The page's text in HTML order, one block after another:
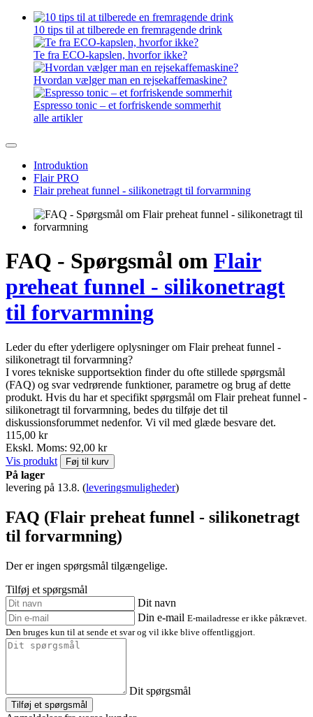
10 tips til at tilberede en fremragende drink
Te fra ECO-kapslen, hvorfor ikke?
Hvordan vælger man en rejsekaffemaskine?
Espresso tonic – et forfriskende sommerhit
alle artikler
Introduktion
Flair PRO
Flair preheat funnel - silikonetragt til forvarmning
FAQ - Spørgsmål om Flair
preheat funnel - silikonetragt
til forvarmning
Leder du efter yderligere oplysninger om Flair preheat funnel -
silikonetragt til forvarmning?
I vores tekniske supportsektion finder du ofte stillede spørgsmål
(FAQ) og svar vedrørende funktioner, parametre og brug af dette
produkt. Hvis du har et specifikt spørgsmål om Flair preheat funnel -
silikonetragt til forvarmning, bedes du tilføje det til
diskussionsforummet nedenfor. Vi vil med glæde besvare det.
115,00 kr
Ekskl. Moms: 92,00 kr
Vis produkt
Føj til kurv
På lager
levering på 13.8. (leveringsmuligheder)
FAQ (Flair preheat funnel - silikonetragt
til forvarmning)
Der er ingen spørgsmål tilgængelige.
Tilføj et spørgsmål
Dit navn
Din e-mail E-mailadresse er ikke påkrævet.
Den bruges kun til at sende et svar og vil ikke blive offentliggjort.
Dit spørgsmål
Tilføj et spørgsmål